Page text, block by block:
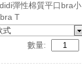
彈性棉質平口bra小
T
式
數量: